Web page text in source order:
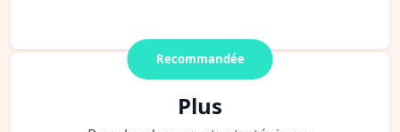
Recommandée
Plus